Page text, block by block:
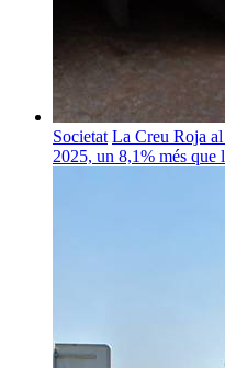
Societat La Creu Roja al
2025, un 8,1% més que